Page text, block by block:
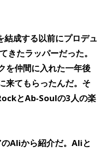
成する以前にプロデュ
たラッパーだった。
を仲間に入れた一年後
来てもらったんだ。そ
とAb-Soulの3人の楽
Aliから紹介だ。Aliと